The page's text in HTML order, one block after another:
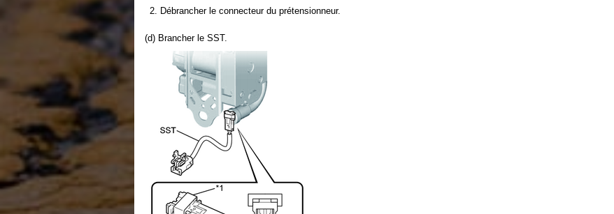
Débrancher le connecteur du prétensionneur.
(d) Brancher le SST.